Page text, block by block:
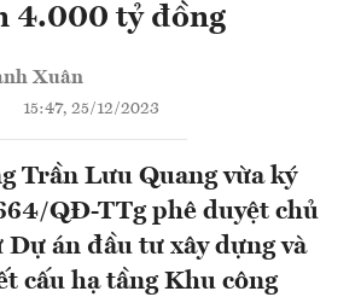
4.000 tỷ đồng
Xuân
15:47, 25/12/2023
Trần Lưu Quang vừa ký
QĐ-TTg phê duyệt chủ
án đầu tư xây dựng và
cấu hạ tầng Khu công